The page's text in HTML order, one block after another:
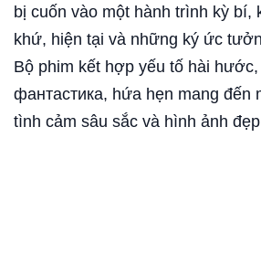
bị cuốn vào một hành trình kỳ bí,
khứ, hiện tại và những ký ức
Bộ phim kết hợp yếu tố hài
фантастика, hứa hẹn mang đến
tình cảm sâu sắc và hình ảnh